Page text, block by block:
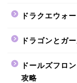
ドラクエウォ
ドラゴンとガ
ドールズフロ
攻略